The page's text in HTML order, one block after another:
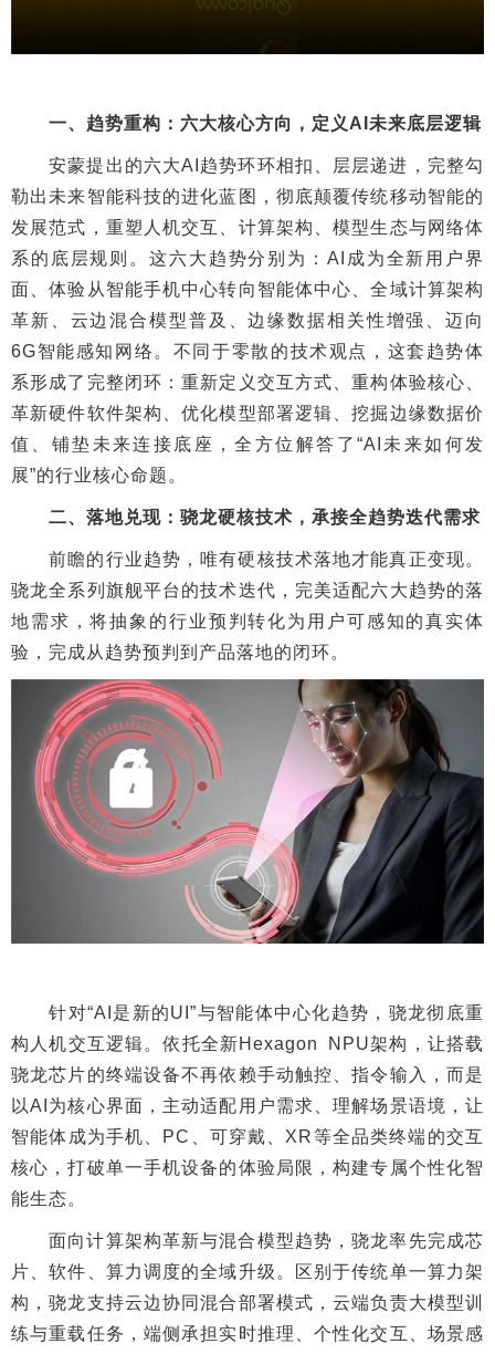
一、趋势重构：六大核心方向，定义AI未来底层逻辑
安蒙提出的六大AI趋势环环相扣、层层递进，完整勾
勒出未来智能科技的进化蓝图，彻底颠覆传统移动智能的
发展范式，重塑人机交互、计算架构、模型生态与网络体
系的底层规则。这六大趋势分别为：AI成为全新用户界
面、体验从智能手机中心转向智能体中心、全域计算架构
革新、云边混合模型普及、边缘数据相关性增强、迈向
6G智能感知网络。不同于零散的技术观点，这套趋势体
系形成了完整闭环：重新定义交互方式、重构体验核心、
革新硬件软件架构、优化模型部署逻辑、挖掘边缘数据价
值、铺垫未来连接底座，全方位解答了“AI未来如何发
展”的行业核心命题。
二、落地兑现：骁龙硬核技术，承接全趋势迭代需求
前瞻的行业趋势，唯有硬核技术落地才能真正变现。
骁龙全系列旗舰平台的技术迭代，完美适配六大趋势的落
地需求，将抽象的行业预判转化为用户可感知的真实体
验，完成从趋势预判到产品落地的闭环。
针对“AI是新的UI”与智能体中心化趋势，骁龙彻底重
构人机交互逻辑。依托全新Hexagon NPU架构，让搭载
骁龙芯片的终端设备不再依赖手动触控、指令输入，而是
以AI为核心界面，主动适配用户需求、理解场景语境，让
智能体成为手机、PC、可穿戴、XR等全品类终端的交互
核心，打破单一手机设备的体验局限，构建专属个性化智
能生态。
面向计算架构革新与混合模型趋势，骁龙率先完成芯
片、软件、算力调度的全域升级。区别于传统单一算力架
构，骁龙支持云边协同混合部署模式，云端负责大模型训
练与重载任务，端侧承担实时推理、个性化交互、场景感